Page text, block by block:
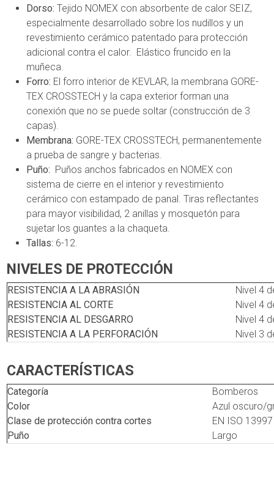
Dorso: Tejido NOMEX con absorbente de calor SEIZ,
especialmente desarrollado sobre los nudillos y un
revestimiento cerámico patentado para protección
adicional contra el calor. Elástico fruncido en la
muñeca.
Forro: El forro interior de KEVLAR, la membrana GORE-
TEX CROSSTECH y la capa exterior forman una
conexión que no se puede soltar (construcción de 3
capas).
Membrana: GORE-TEX CROSSTECH, permanentemente
a prueba de sangre y bacterias.
Puño: Puños anchos fabricados en NOMEX con
sistema de cierre en el interior y revestimiento
cerámico con estampado de panal. Tiras reflectantes
para mayor visibilidad, 2 anillas y mosquetón para
sujetar los guantes a la chaqueta.
Tallas: 6-12.
NIVELES DE PROTECCIÓN
RESISTENCIA A LA ABRASIÓN
Nivel 4
RESISTENCIA AL CORTE
Nivel 4
RESISTENCIA AL DESGARRO
Nivel 4
RESISTENCIA A LA PERFORACIÓN
Nivel 3
CARACTERÍSTICAS
Categoría
Bomberos
Color
Azul oscuro/
Clase de protección contra cortes
EN ISO
Puño
Largo